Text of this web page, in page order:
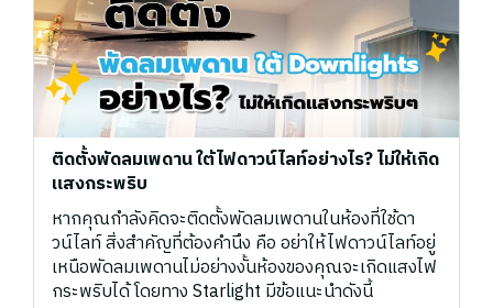
ติดตั้งพัดลมเพดาน ใต้ไฟดาวน์ไลท์อย่างไร? ไม่ให้เกิด
แสงกระพริบ
หากคุณกําลังคิดจะติดตั้งพัดลมเพดานในห้องที่ใช้ดา
วน์ไลท์ สิ่งสําคัญที่ต้องคำนึง คือ อย่าให้ไฟดาวน์ไลท์อยู่
เหนือพัดลมเพดานไม่อย่างงั้นห้องของคุณจะเกิดแสงไฟ
กระพริบได้ โดยทาง Starlight มีข้อแนะนำดังนี้